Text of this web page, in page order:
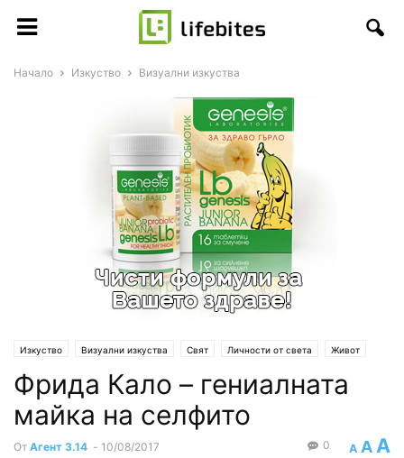
Начало Изкуство Визуални изкуства
Изкуство Визуални изкуства Свят Личности от света Живот
Цитати
Фрида Кало – гениалната
майка на селфито
От Агент 3.14 - 10/08/2017 A A A
0